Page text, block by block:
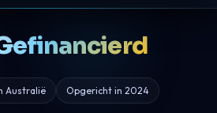
Australië Opgericht in 2024